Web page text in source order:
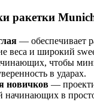
ракетки
— обеспечивает
веса и широкий
чтобы
в ударах.
новичков —
начинающих в